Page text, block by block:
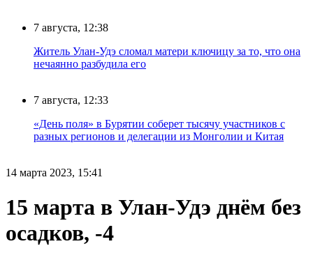
7 августа, 12:38
Житель Улан-Удэ сломал матери ключицу за то, что она
нечаянно разбудила его
7 августа, 12:33
«День поля» в Бурятии соберет тысячу участников с
разных регионов и делегации из Монголии и Китая
14 марта 2023, 15:41
15 марта в Улан-Удэ днём без
осадков, -4